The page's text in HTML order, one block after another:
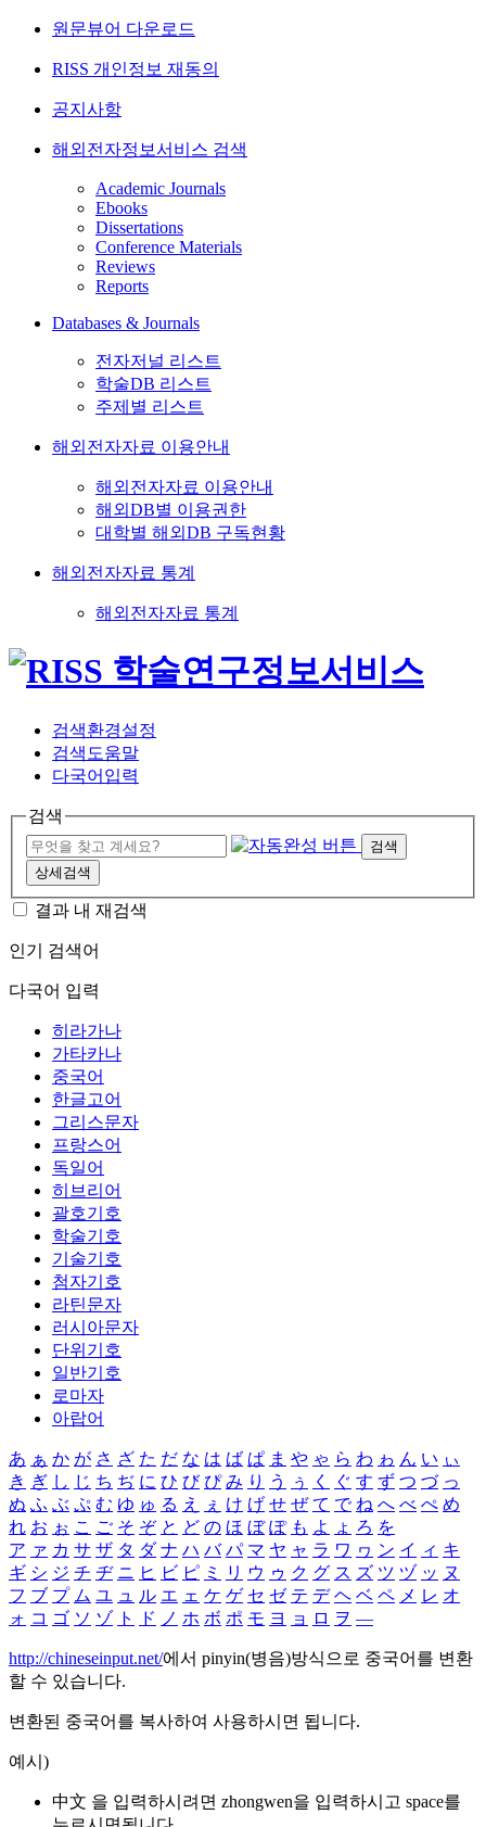
원문뷰어 다운로드
RISS 개인정보 재동의
공지사항
해외전자정보서비스 검색
Academic Journals
Ebooks
Dissertations
Conference Materials
Reviews
Reports
Databases & Journals
전자저널 리스트
학술DB 리스트
주제별 리스트
해외전자자료 이용안내
해외전자자료 이용안내
해외DB별 이용권한
대학별 해외DB 구독현황
해외전자자료 통계
해외전자자료 통계
검색환경설정
검색도움말
다국어입력
검색
검색
상세검색
결과 내 재검색
인기 검색어
다국어 입력
히라가나
가타카나
중국어
한글고어
그리스문자
프랑스어
독일어
히브리어
괄호기호
학술기호
기술기호
첨자기호
라틴문자
러시아문자
단위기호
일반기호
로마자
아랍어
あ ぁ か が さ ざ た だ な は ば ぱ ま や ゃ ら わ ゎ ん い ぃ
き ぎ し じ ち ぢ に ひ び ぴ み り う ぅ く ぐ す ず つ づ っ
ぬ ふ ぶ ぷ む ゆ ゅ る え ぇ け げ せ ぜ て で ね へ べ ぺ め
れ お ぉ こ ご そ ぞ と ど の ほ ぼ ぽ も よ ょ ろ を
ア ァ カ サ ザ タ ダ ナ ハ バ パ マ ヤ ャ ラ ワ ヮ ン イ ィ キ
ギ シ ジ チ ヂ ニ ヒ ビ ピ ミ リ ウ ゥ ク グ ス ズ ツ ヅ ッ ヌ
フ ブ プ ム ユ ュ ル エ ェ ケ ゲ セ ゼ テ デ ヘ ベ ペ メ レ オ
ォ コ ゴ ソ ゾ ト ド ノ ホ ボ ポ モ ヨ ョ ロ ヲ ―
http://chineseinput.net/에서 pinyin(병음)방식으로 중국어를 변환
할 수 있습니다.
변환된 중국어를 복사하여 사용하시면 됩니다.
예시)
中文 을 입력하시려면 zhongwen을 입력하시고 space를